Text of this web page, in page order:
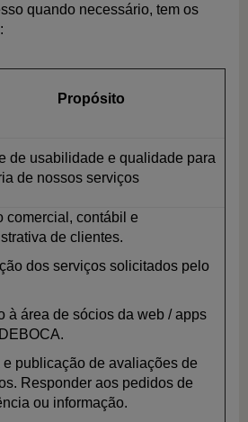
quando necessário, tem os
Propósito
de usabilidade e qualidade para
de nossos serviços
comercial, contábil e
de clientes.
dos serviços solicitados pelo
à área de sócios da web / apps
e publicação de avaliações de
Responder aos pedidos de
ou informação.